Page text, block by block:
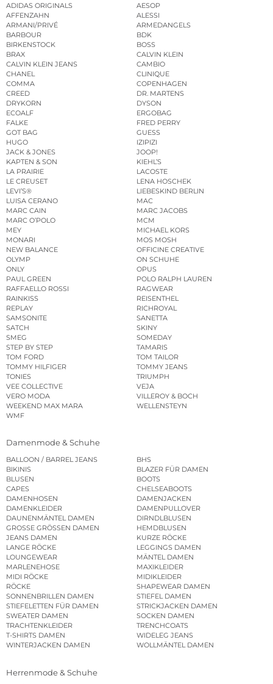
ADIDAS ORIGINALS
AESOP
AFFENZAHN
ALESSI
ARMANI/PRIVÉ
ARMEDANGELS
BARBOUR
BDK
BIRKENSTOCK
BOSS
BRAX
CALVIN KLEIN
CALVIN KLEIN JEANS
CAMBIO
CHANEL
CLINIQUE
COMMA
COPENHAGEN
CREED
DR. MARTENS
DRYKORN
DYSON
ECOALF
ERGOBAG
FALKE
FRED PERRY
GOT BAG
GUESS
HUGO
IZIPIZI
JACK & JONES
JOOP!
KAPTEN & SON
KIEHL’S
LA PRAIRIE
LACOSTE
LE CREUSET
LENA HOSCHEK
LEVI’S®
LIEBESKIND BERLIN
LUISA CERANO
MAC
MARC CAIN
MARC JACOBS
MARC O’POLO
MCM
MEY
MICHAEL KORS
MONARI
MOS MOSH
NEW BALANCE
OFFICINE CREATIVE
OLYMP
ON SCHUHE
ONLY
OPUS
PAUL GREEN
POLO RALPH LAUREN
RAFFAELLO ROSSI
RAGWEAR
RAINKISS
REISENTHEL
REPLAY
RICHROYAL
SAMSONITE
SANETTA
SATCH
SKINY
SMEG
SOMEDAY
STEP BY STEP
TAMARIS
TOM FORD
TOM TAILOR
TOMMY HILFIGER
TOMMY JEANS
TONIES
TRIUMPH
VEE COLLECTIVE
VEJA
VERO MODA
VILLEROY & BOCH
WEEKEND MAX MARA
WELLENSTEYN
WMF
Damenmode & Schuhe
BALLOON / BARREL JEANS
BHS
BIKINIS
BLAZER FÜR DAMEN
BLUSEN
BOOTS
CAPES
CHELSEABOOTS
DAMENHOSEN
DAMENJACKEN
DAMENKLEIDER
DAMENPULLOVER
DAUNENMÄNTEL DAMEN
DIRNDLBLUSEN
GROSSE GRÖSSEN DAMEN
HEMDBLUSEN
JEANS DAMEN
KURZE RÖCKE
LANGE RÖCKE
LEGGINGS DAMEN
LOUNGEWEAR
MÄNTEL DAMEN
MARLENEHOSE
MAXIKLEIDER
MIDI RÖCKE
MIDIKLEIDER
RÖCKE
SHAPEWEAR DAMEN
SONNENBRILLEN DAMEN
STIEFEL DAMEN
STIEFELETTEN FÜR DAMEN
STRICKJACKEN DAMEN
SWEATER DAMEN
SOCKEN DAMEN
TRACHTENKLEIDER
TRENCHCOATS
T-SHIRTS DAMEN
WIDELEG JEANS
WINTERJACKEN DAMEN
WOLLMÄNTEL DAMEN
Herrenmode & Schuhe